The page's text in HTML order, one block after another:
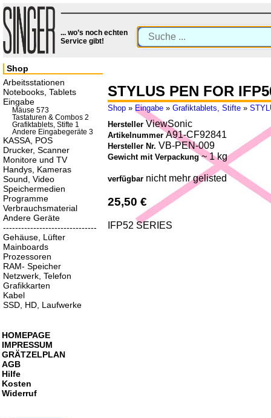
... wo’s noch echten
Service gibt!
STYLUS PEN FOR
Shop » Eingabe » Grafiktablets, Stifte »
Hersteller ViewSonic
ArtikelnummerA91-CF92841
Hersteller Nr. VB-PEN-009
Gewicht mit Verpackung~ 1 kg
verfügbar nicht mehr gelisted
25,50 €
IFP52 SERIES
Shop
Arbeitsstationen
Notebooks, Tablets
Eingabe
Mäuse 573
Tastaturen & Combos 2
Grafiktablets, Stifte 1
Andere Eingabegeräte 3
KASSA, POS
Drucker, Scanner
Monitore und TV
Handys, Kameras
Sound, Video
Speichermedien
Programme
Verbrauchsmaterial
Andere Geräte
-------------------------------
Gehäuse, Lüfter
Mainboards
Prozessoren
RAM- Speicher
Netzwerk, Telefon
Grafikkarten
Kabel
SSD, HD, Laufwerke
HOMEPAGE
IMPRESSUM
GRÄTZELPLAN
AGB
Hilfe
Kosten
Widerruf